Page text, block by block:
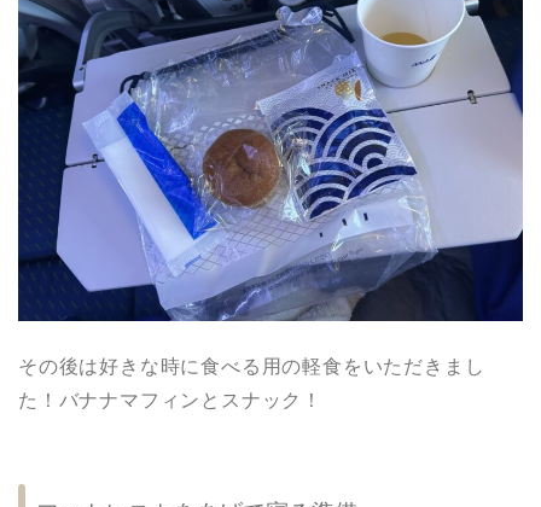
その後は好きな時に食べる用の軽食をいただきまし
た！バナナマフィンとスナック！